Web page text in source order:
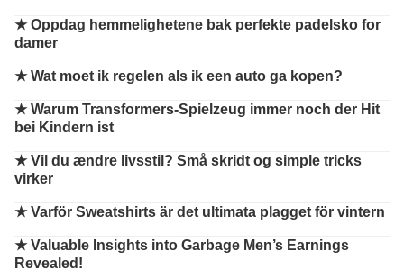
★Oppdag hemmelighetene bak perfekte padelsko for
damer
★Wat moet ik regelen als ik een auto ga kopen?
★Warum Transformers-Spielzeug immer noch der Hit
bei Kindern ist
★Vil du ændre livsstil? Små skridt og simple tricks
virker
★Varför Sweatshirts är det ultimata plagget för vintern
★Valuable Insights into Garbage Men’s Earnings
Revealed!